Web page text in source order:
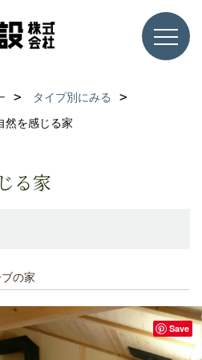
タイプ別にみる
然を感じる家
る家
の家
Save